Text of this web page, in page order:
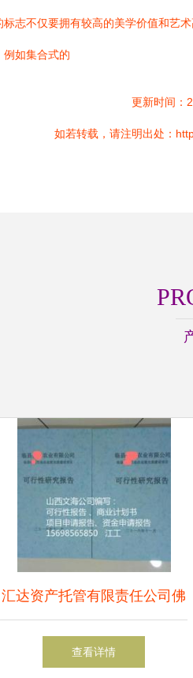
志不仅要拥有较高的美学价值和
如集合式的
更新时间：
如若转载，请注明出处：
汇达资产托管有限责任公司佛
山分公司 主营 企业管理咨询,
查看详情